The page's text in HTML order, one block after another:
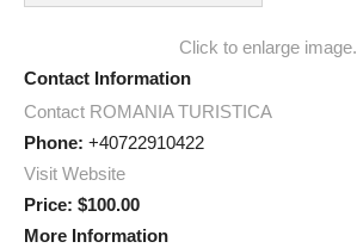
Click to enlarge image.
Contact Information
Contact ROMANIA TURISTICA
Phone: +40722910422
Visit Website
Price: $100.00
More Information